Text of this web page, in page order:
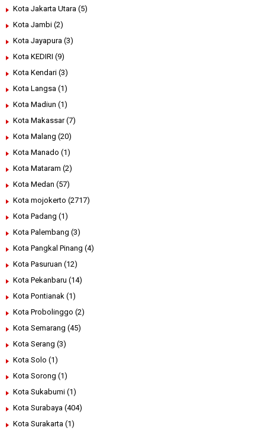
Kota Jakarta Utara (5)
Kota Jambi (2)
Kota Jayapura (3)
Kota KEDIRI (9)
Kota Kendari (3)
Kota Langsa (1)
Kota Madiun (1)
Kota Makassar (7)
Kota Malang (20)
Kota Manado (1)
Kota Mataram (2)
Kota Medan (57)
Kota mojokerto (2717)
Kota Padang (1)
Kota Palembang (3)
Kota Pangkal Pinang (4)
Kota Pasuruan (12)
Kota Pekanbaru (14)
Kota Pontianak (1)
Kota Probolinggo (2)
Kota Semarang (45)
Kota Serang (3)
Kota Solo (1)
Kota Sorong (1)
Kota Sukabumi (1)
Kota Surabaya (404)
Kota Surakarta (1)